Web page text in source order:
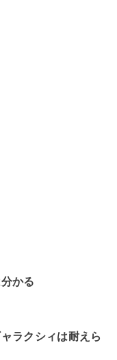
かる
ラクシィは耐えら